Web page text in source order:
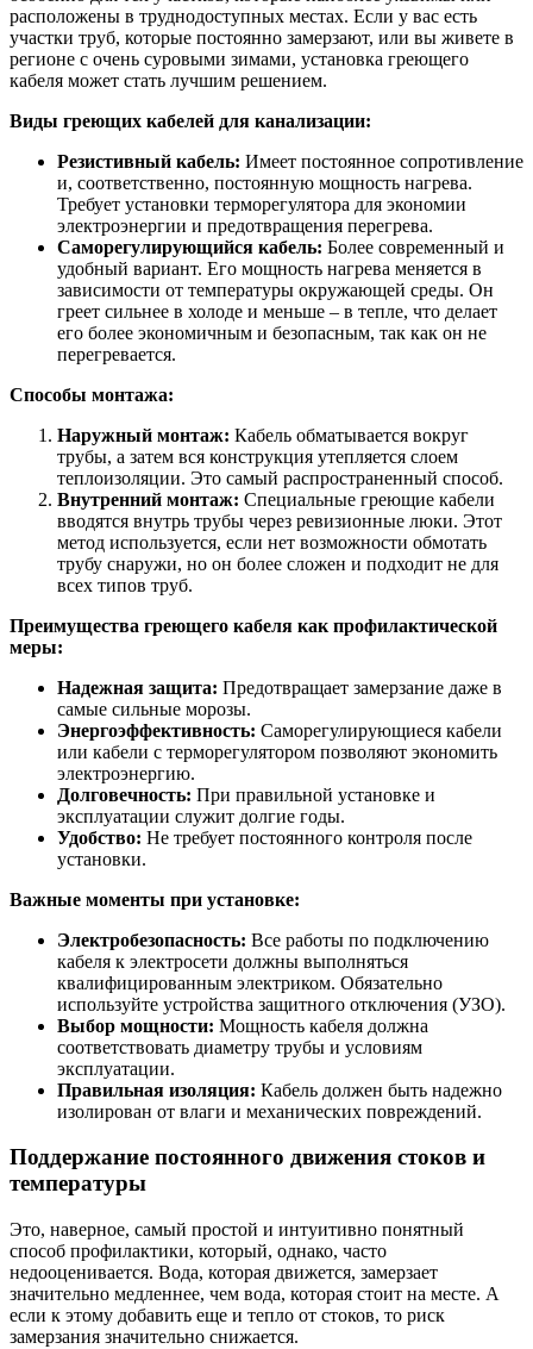
расположены в труднодоступных местах. Если у вас есть
участки труб, которые постоянно замерзают, или вы живете в
регионе с очень суровыми зимами, установка греющего
кабеля может стать лучшим решением.
Виды греющих кабелей для канализации:
Резистивный кабель: Имеет постоянное сопротивление
и, соответственно, постоянную мощность нагрева.
Требует установки терморегулятора для экономии
электроэнергии и предотвращения перегрева.
Саморегулирующийся кабель: Более современный и
удобный вариант. Его мощность нагрева меняется в
зависимости от температуры окружающей среды. Он
греет сильнее в холоде и меньше – в тепле, что делает
его более экономичным и безопасным, так как он не
перегревается.
Способы монтажа:
Наружный монтаж: Кабель обматывается вокруг
трубы, а затем вся конструкция утепляется слоем
теплоизоляции. Это самый распространенный способ.
Внутренний монтаж: Специальные греющие кабели
вводятся внутрь трубы через ревизионные люки. Этот
метод используется, если нет возможности обмотать
трубу снаружи, но он более сложен и подходит не для
всех типов труб.
Преимущества греющего кабеля как профилактической
меры:
Надежная защита: Предотвращает замерзание даже в
самые сильные морозы.
Энергоэффективность: Саморегулирующиеся кабели
или кабели с терморегулятором позволяют экономить
электроэнергию.
Долговечность: При правильной установке и
эксплуатации служит долгие годы.
Удобство: Не требует постоянного контроля после
установки.
Важные моменты при установке:
Электробезопасность: Все работы по подключению
кабеля к электросети должны выполняться
квалифицированным электриком. Обязательно
используйте устройства защитного отключения (УЗО).
Выбор мощности: Мощность кабеля должна
соответствовать диаметру трубы и условиям
эксплуатации.
Правильная изоляция: Кабель должен быть надежно
изолирован от влаги и механических повреждений.
Поддержание постоянного движения стоков и
температуры
Это, наверное, самый простой и интуитивно понятный
способ профилактики, который, однако, часто
недооценивается. Вода, которая движется, замерзает
значительно медленнее, чем вода, которая стоит на месте. А
если к этому добавить еще и тепло от стоков, то риск
замерзания значительно снижается.